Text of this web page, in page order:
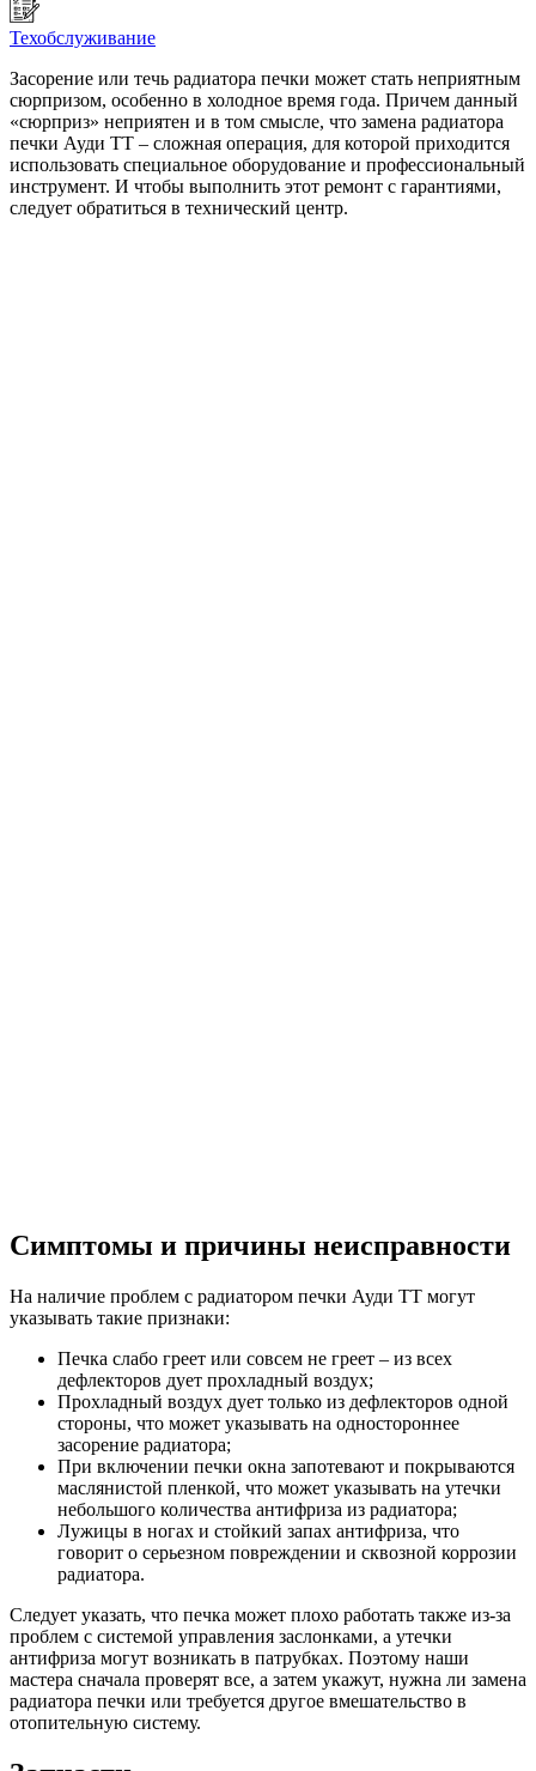
Техобслуживание
Засорение или течь радиатора печки может стать неприятным
сюрпризом, особенно в холодное время года. Причем данный
«сюрприз» неприятен и в том смысле, что замена радиатора
печки Ауди ТТ – сложная операция, для которой приходится
использовать специальное оборудование и профессиональный
инструмент. И чтобы выполнить этот ремонт с гарантиями,
следует обратиться в технический центр.
Симптомы и причины неисправности
На наличие проблем с радиатором печки Ауди ТТ могут
указывать такие признаки:
Печка слабо греет или совсем не греет – из всех
дефлекторов дует прохладный воздух;
Прохладный воздух дует только из дефлекторов одной
стороны, что может указывать на одностороннее
засорение радиатора;
При включении печки окна запотевают и покрываются
маслянистой пленкой, что может указывать на утечки
небольшого количества антифриза из радиатора;
Лужицы в ногах и стойкий запах антифриза, что
говорит о серьезном повреждении и сквозной коррозии
радиатора.
Следует указать, что печка может плохо работать также из-за
проблем с системой управления заслонками, а утечки
антифриза могут возникать в патрубках. Поэтому наши
мастера сначала проверят все, а затем укажут, нужна ли замена
радиатора печки или требуется другое вмешательство в
отопительную систему.